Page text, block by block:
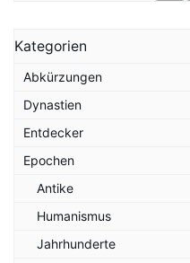
Kategorien
Abkürzungen
Dynastien
Entdecker
Epochen
Antike
Humanismus
Jahrhunderte